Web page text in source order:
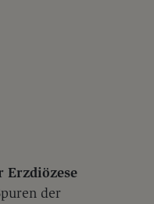
Erzdiözese
der